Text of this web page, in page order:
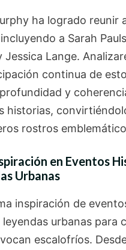
ha logrado reunir
a Sarah
Jessica Lange.
continua de
y
historias,
rostros
en Eventos
Urbanas
inspiración de
leyendas urbanas para
escalofríos.